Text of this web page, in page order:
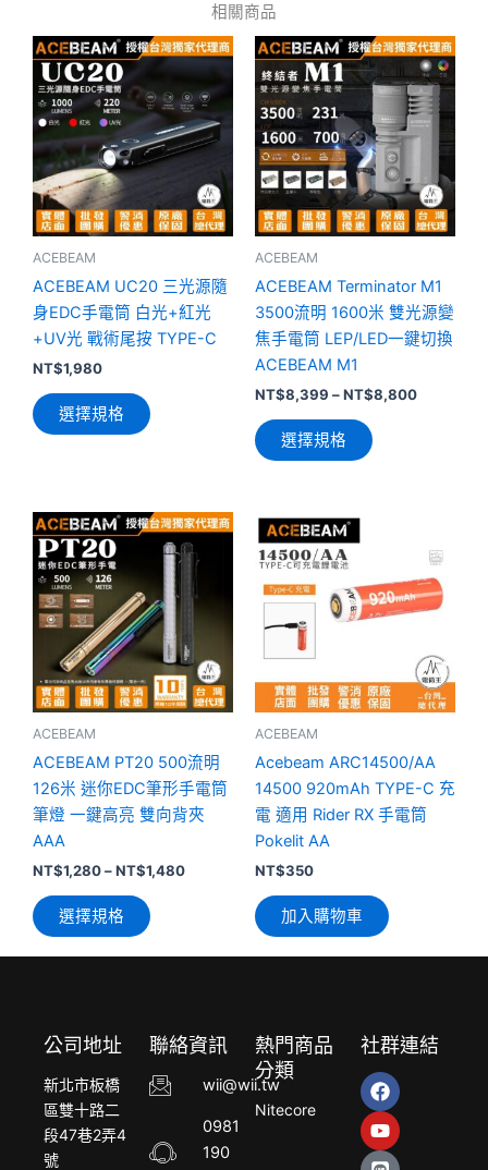
相關商品
ACEBEAM
ACEBEAM UC20 三光源隨
身EDC手電筒 白光+紅光
+UV光 戰術尾按 TYPE-C
NT$1,980
選擇規格
此
產
品
有
多
款
式。
在
產
品
選
ACEBEAM
ACEBEAM Terminator M1
3500流明 1600米 雙光源變
焦手電筒 LEP/LED一鍵切換
ACEBEAM M1
NT$8,399 –NT$8,800
選擇規格
此
產
品
有
多
種
款
式。
在
產
品
面
擇
ACEBEAM
ACEBEAM PT20 500流明
126米 迷你EDC筆形手電筒
筆燈 一鍵高亮 雙向背夾
AAA
NT$1,280–NT$1,480
選擇規格
此
產
有
多
種
款
式。
在
產
品
面
擇
ACEBEAM
Acebeam ARC14500/AA
14500 920mAh TYPE-C 充
電 適用 Rider RX 手電筒
Pokelit AA
NT$350
加入購物車
公司地址
新北市板橋
區雙十路二
段47巷2弄4
號
聯絡資訊
wii@wii.tw
0981
190
熱門商品
分類
Nitecore
社群連結
F
a
c
e
b
Y
o
u
t
u
L
i
n
e